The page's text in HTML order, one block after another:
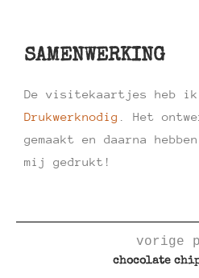
SAMENWERKING
De visitekaartjes heb ik
Drukwerknodig
. Het
gemaakt en daarna
mij gedrukt!
vorige
chocolate